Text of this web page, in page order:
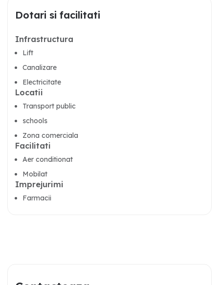
Dotari si facilitati
Infrastructura
Lift
Canalizare
Electricitate
Locatii
Transport public
schools
Zona comerciala
Facilitati
Aer conditionat
Mobilat
Imprejurimi
Farmacii